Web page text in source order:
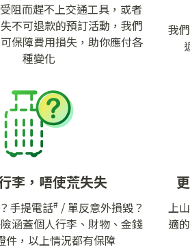
阻而趕不上交通工具，或者
不可退款的預訂活動，我們
保障費用損失，助你應付各
種變化
我
李，唔使荒失失
手提電話# / 單反意外損毀？
涵蓋個人行李、財物、金錢
件，以上情況都有保障
上
適